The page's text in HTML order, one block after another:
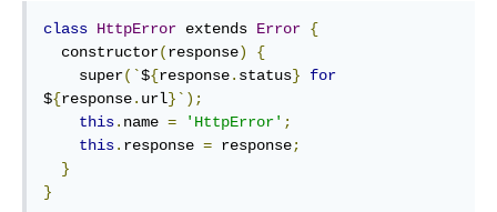
class HttpError extends Error {
  constructor
(response)
{
    super
(`${response. status}
for
${response. url}`);
this. name = 'HttpError' ;
this. response = response;
}
}